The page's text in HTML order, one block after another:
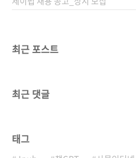
최근 포스트
최근 댓글
태그